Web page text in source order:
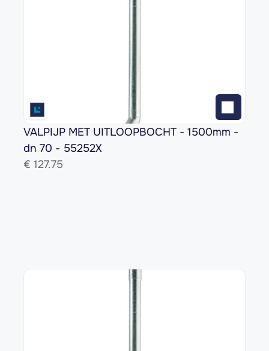
VALPIJP MET UITLOOPBOCHT - 1500mm -
dn 70 - 55252X
€ 127.75